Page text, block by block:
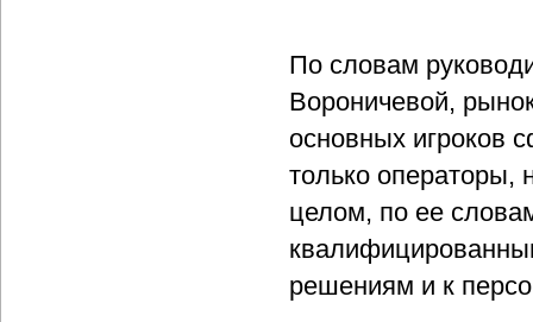
По словам
Вороничевой,
основных игроков
только операторы,
целом, по ее
решениям и к